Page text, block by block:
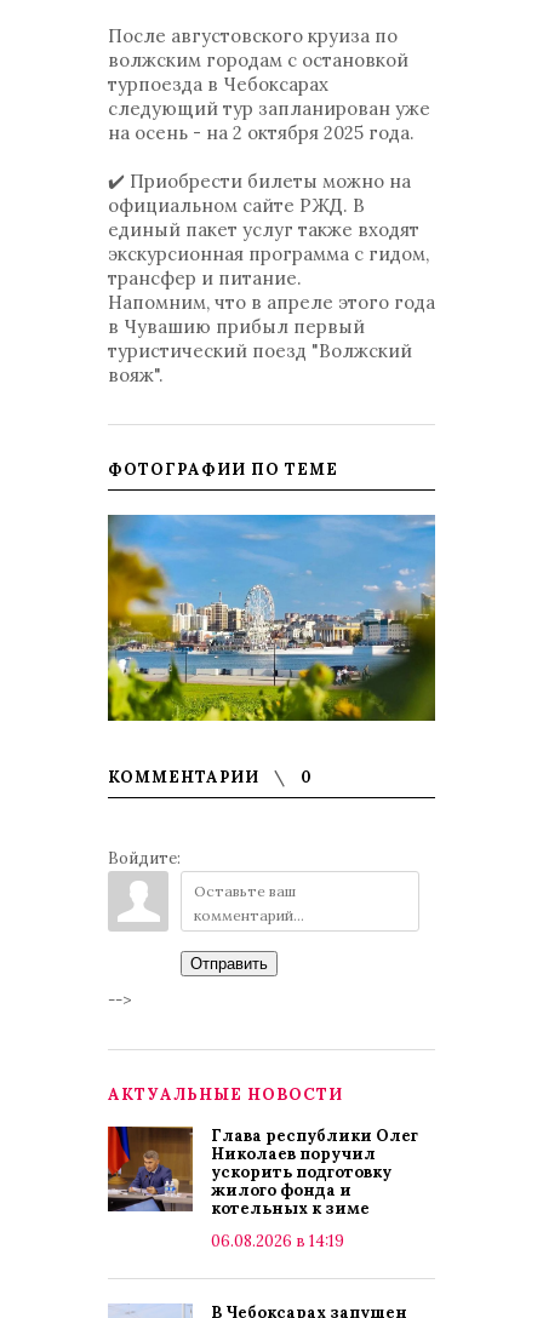
После августовского круиза по
волжским городам с остановкой
турпоезда в Чебоксарах
следующий тур запланирован уже
на осень - на 2 октября 2025 года.
✔️ Приобрести билеты можно на
официальном сайте РЖД. В
единый пакет услуг также входят
экскурсионная программа с гидом,
трансфер и питание.
Напомним, что в апреле этого года
в Чувашию прибыл первый
туристический поезд "Волжский
вояж".
ФОТОГРАФИИ ПО ТЕМЕ
КОММЕНТАРИИ 0
Войдите:
Отправить
-->
АКТУАЛЬНЫЕ НОВОСТИ
Глава республики Олег
Николаев поручил
ускорить подготовку
жилого фонда и
котельных к зиме
06.08.2026 в 14:19
В Чебоксарах запущен